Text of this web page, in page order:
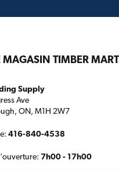
Plans de
MAGASIN TIMBER
Supply
Ave
ON, M1H 2W7
416-840-4538
7h00 - 17h00